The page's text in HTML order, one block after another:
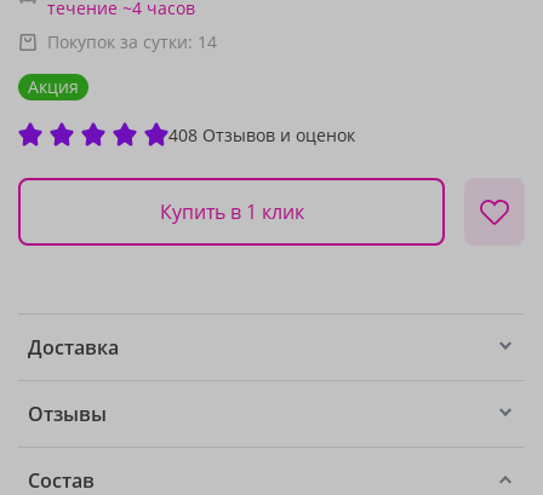
течение ~4 часов
Покупок за сутки: 14
Акция
408 Отзывов и оценок
Купить в 1 клик
Доставка
Отзывы
Состав